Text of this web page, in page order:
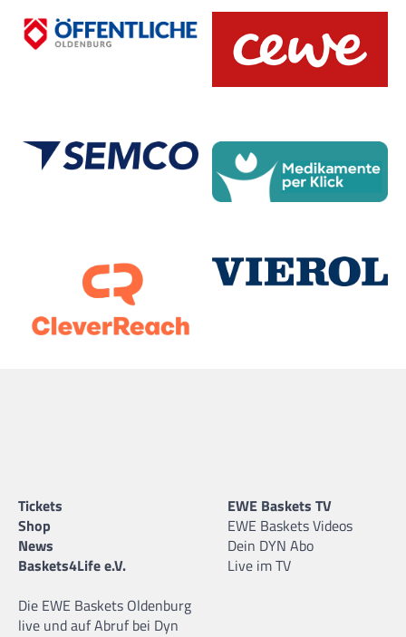
Tickets
Shop
News
Baskets4Life e.V.
Die EWE Baskets Oldenburg
live und auf Abruf bei Dyn
EWE Baskets TV
EWE Baskets Videos
Dein DYN Abo
Live im TV